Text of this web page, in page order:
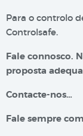
Para o controlo
Controlsafe.
Fale connosco.
proposta
Contacte-nos…
Fale sempre